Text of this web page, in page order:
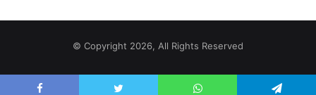
© Copyright 2026, All Rights Reserved